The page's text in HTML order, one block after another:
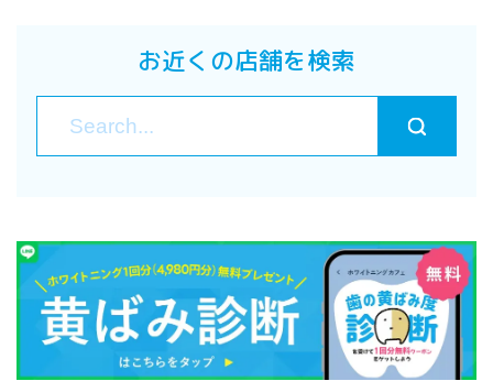
お近くの店舗を検索